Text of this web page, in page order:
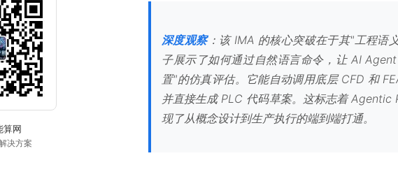
深度观察：该 IMA 的核心突破在于其"工程语
子展示了如何通过自然语言命令，让 AI
置"的仿真评估。它能自动调用底层 CFD 和
并直接生成 PLC 代码草案。这标志着
现了从概念设计到生产执行的端到端打通。
算网
决方案